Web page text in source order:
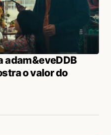
adam&eveDDB
o valor do